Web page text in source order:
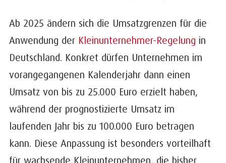
Ab 2025 ändern sich die Umsatzgrenzen für die
Anwendung der Kleinunternehmer-Regelung in
Deutschland. Konkret dürfen Unternehmen im
vorangegangenen Kalenderjahr dann einen
Umsatz von bis zu 25.000 Euro erzielt haben,
während der prognostizierte Umsatz im
laufenden Jahr bis zu 100.000 Euro betragen
kann. Diese Anpassung ist besonders vorteilhaft
für wachsende Kleinunternehmen, die bisher